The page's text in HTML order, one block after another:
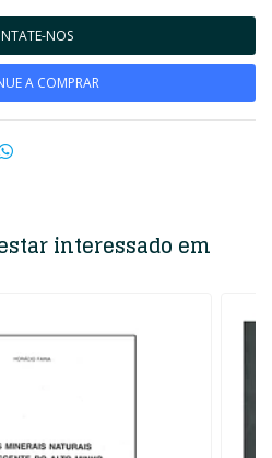
NOS
A COMPRAR
interessado em